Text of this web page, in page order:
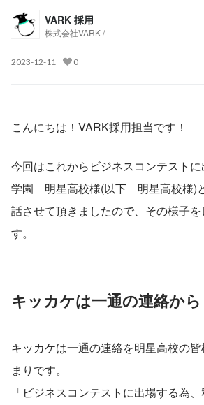
VARK 採用
株式会社VARK /
2023-12-11 0
こんにちは！VARK採用担当です！
今回はこれからビジネスコンテスト
学園　明星高校様(以下　明星高校様)
話させて頂きましたので、その様子
す。
キッカケは一通の連絡から
キッカケは一通の連絡を明星高校の
まりです。
「ビジネスコンテストに出場する為